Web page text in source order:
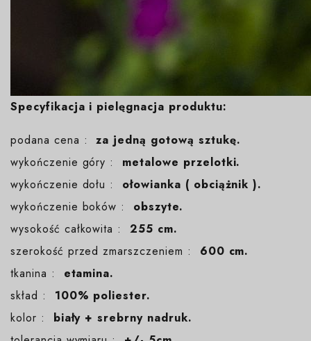
Specyfikacja i pielęgnacja produktu:
podana cena :za jedną gotową sztukę.
wykończenie góry :
metalowe przelotki.
wykończenie dołu : ołowianka ( obciążnik ).
wykończenie boków : obszyte.
wysokość całkowita :255 cm.
szerokość przed zmarszczeniem : 600 cm.
tkanina : etamina.
skład : 100% poliester.
kolor : biały + srebrny nadruk.